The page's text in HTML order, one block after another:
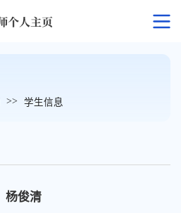
>> 学生信息
杨俊清